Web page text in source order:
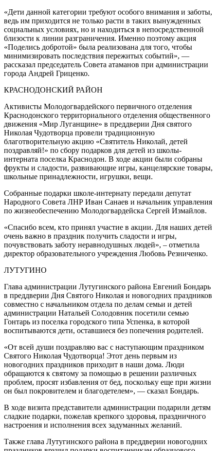
«Дети данной категории требуют особого внимания и заботы,
ведь им приходится не только расти в таких вынужденных
социальных условиях, но и находиться в непосредственной
близости к линии разграничения. Именно поэтому акция
«Поделись добротой» была реализована для того, чтобы
минимизировать последствия пережитых событий», —
рассказал председатель Совета атаманов при администрации
города Андрей Гриценко.
КРАСНОДОНСКИЙ РАЙОН
Активисты Молодогвардейского первичного отделения
Краснодонского территориального отделения общественного
движения «Мир Луганщине» в преддверии Дня святого
Николая Чудотворца провели традиционную
благотворительную акцию «Святитель Николай, детей
поздравляй!» по сбору подарков для детей из школы-
интерната поселка Краснодон. В ходе акции были собраны
фрукты и сладости, развивающие игры, канцелярские товары,
школьные принадлежности, игрушки, вещи.
Собранные подарки школе-интернату передали депутат
Народного Совета ЛНР Иван Санаев и начальник управления
по жизнеобеспечению Молодогвардейска Сергей Измайлов.
«Спасибо всем, кто принял участие в акции. Для наших детей
очень важно в праздник получить сладости и игры,
почувствовать заботу неравнодушных людей», – отметила
директор образовательного учреждения Любовь Резниченко.
ЛУТУГИНО
Глава администрации Лутугинского района Евгений Бондарь
в преддверии Дня Святого Николая и новогодних праздников
совместно с начальником отдела по делам семьи и детей
администрации Натальей Солодовник посетили семью
Гонтарь из поселка городского типа Успенка, в которой
воспитываются дети, оставшиеся без попечения родителей.
«От всей души поздравляю вас с наступающим праздником
Святого Николая Чудотворца! Этот день первым из
новогодних праздников приходит в наши дома. Люди
обращаются к святому за помощью в решении различных
проблем, просят избавления от бед, поскольку еще при жизни
он был покровителем и благодетелем», — сказал Бондарь.
В ходе визита представители администрации подарили детям
сладкие подарки, пожелав крепкого здоровья, праздничного
настроения и исполнения всех задуманных желаний.
Также глава Лутугинского района в преддверии новогодних